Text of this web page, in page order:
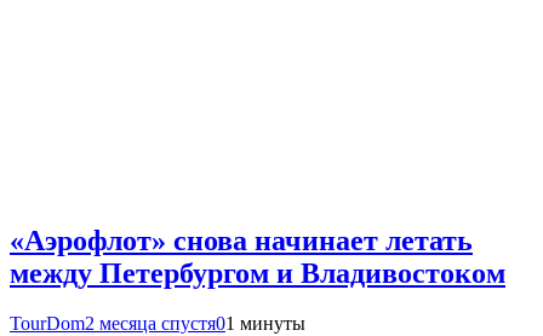
«Аэрофлот» снова начинает летать
между Петербургом и Владивостоком
TourDom2 месяца спустя01 минуты